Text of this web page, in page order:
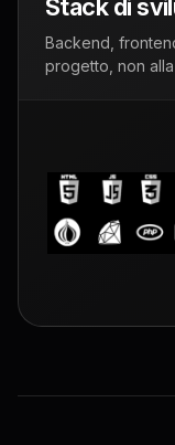
Stack di
Backend,
progetto, non